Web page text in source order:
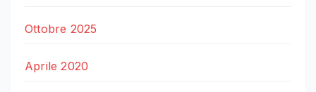
Ottobre 2025
Aprile 2020